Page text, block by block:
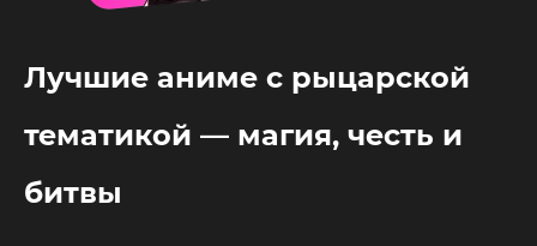
Лучшие аниме с рыцарской
тематикой — магия, честь и
битвы